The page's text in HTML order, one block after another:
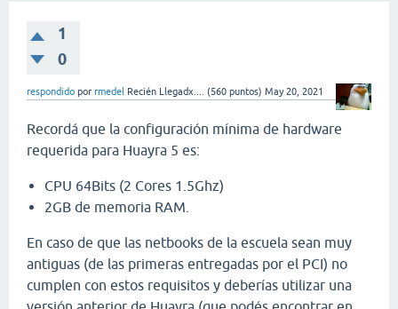
1
0
respondido por rmedel Recién Llegadx.... (560 puntos) May 20, 2021
Recordá que la configuración mínima de hardware
requerida para Huayra 5 es:
CPU 64Bits (2 Cores 1.5Ghz)
2GB de memoria RAM.
En caso de que las netbooks de la escuela sean muy
antiguas (de las primeras entregadas por el PCI) no
cumplen con estos requisitos y deberías utilizar una